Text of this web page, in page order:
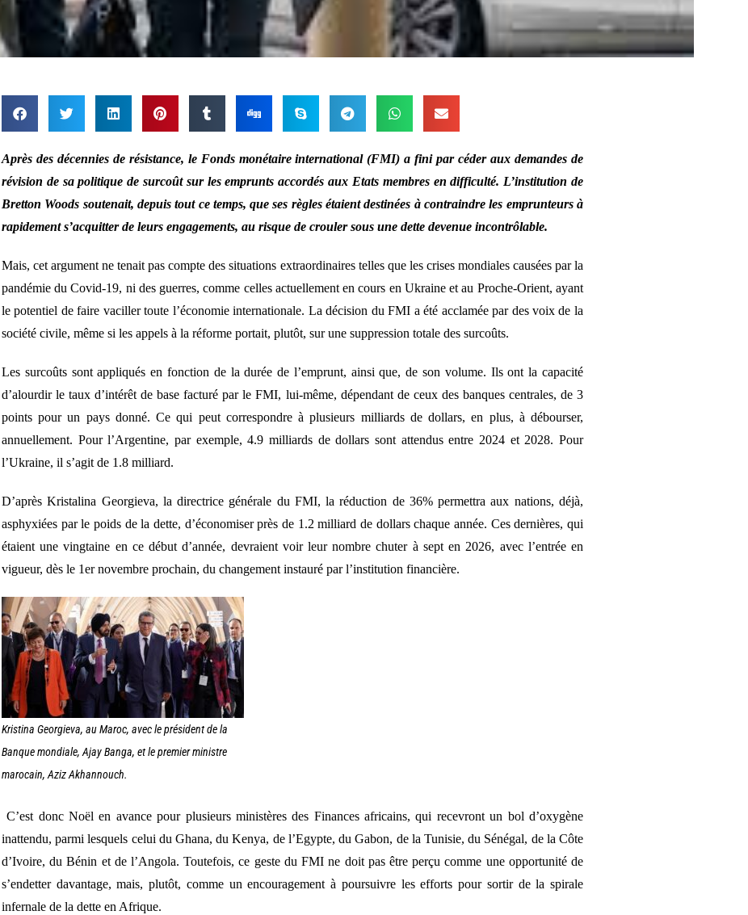
Après des décennies de résistance, le Fonds monétaire international (FMI) a fini par céder aux demandes de
révision de sa politique de surcoût sur les emprunts accordés aux Etats membres en difficulté. L’institution de
Bretton Woods soutenait, depuis tout ce temps, que ses règles étaient destinées à contraindre les emprunteurs à
rapidement s’acquitter de leurs engagements, au risque de crouler sous une dette devenue incontrôlable.
Mais, cet argument ne tenait pas compte des situations extraordinaires telles que les crises mondiales causées par la
pandémie du Covid-19, ni des guerres, comme celles actuellement en cours en Ukraine et au Proche-Orient, ayant
le potentiel de faire vaciller toute l’économie internationale. La décision du FMI a été acclamée par des voix de la
société civile, même si les appels à la réforme portait, plutôt, sur une suppression totale des surcoûts.
Les surcoûts sont appliqués en fonction de la durée de l’emprunt, ainsi que, de son volume. Ils ont la capacité
d’alourdir le taux d’intérêt de base facturé par le FMI, lui-même, dépendant de ceux des banques centrales, de 3
points pour un pays donné. Ce qui peut correspondre à plusieurs milliards de dollars, en plus, à débourser,
annuellement. Pour l’Argentine, par exemple, 4.9 milliards de dollars sont attendus entre 2024 et 2028. Pour
l’Ukraine, il s’agit de 1.8 milliard.
D’après Kristalina Georgieva, la directrice générale du FMI, la réduction de 36% permettra aux nations, déjà,
asphyxiées par le poids de la dette, d’économiser près de 1.2 milliard de dollars chaque année. Ces dernières, qui
étaient une vingtaine en ce début d’année, devraient voir leur nombre chuter à sept en 2026, avec l’entrée en
vigueur, dès le 1er novembre prochain, du changement instauré par l’institution financière.
Kristina Georgieva, au Maroc, avec le président de la
Banque mondiale, Ajay Banga, et le premier ministre
marocain, Aziz Akhannouch.
C’est donc Noël en avance pour plusieurs ministères des Finances africains, qui recevront un bol d’oxygène
inattendu, parmi lesquels celui du Ghana, du Kenya, de l’Egypte, du Gabon, de la Tunisie, du Sénégal, de la Côte
d’Ivoire, du Bénin et de l’Angola. Toutefois, ce geste du FMI ne doit pas être perçu comme une opportunité de
s’endetter davantage, mais, plutôt, comme un encouragement à poursuivre les efforts pour sortir de la spirale
infernale de la dette en Afrique.